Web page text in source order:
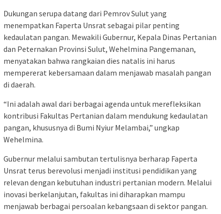
Dukungan serupa datang dari Pemrov Sulut yang
menempatkan Faperta Unsrat sebagai pilar penting
kedaulatan pangan. Mewakili Gubernur, Kepala Dinas Pertanian
dan Peternakan Provinsi Sulut, Wehelmina Pangemanan,
menyatakan bahwa rangkaian dies natalis ini harus
mempererat kebersamaan dalam menjawab masalah pangan
di daerah.
“Ini adalah awal dari berbagai agenda untuk merefleksikan
kontribusi Fakultas Pertanian dalam mendukung kedaulatan
pangan, khususnya di Bumi Nyiur Melambai,” ungkap
Wehelmina.
Gubernur melalui sambutan tertulisnya berharap Faperta
Unsrat terus berevolusi menjadi institusi pendidikan yang
relevan dengan kebutuhan industri pertanian modern. Melalui
inovasi berkelanjutan, fakultas ini diharapkan mampu
menjawab berbagai persoalan kebangsaan di sektor pangan.